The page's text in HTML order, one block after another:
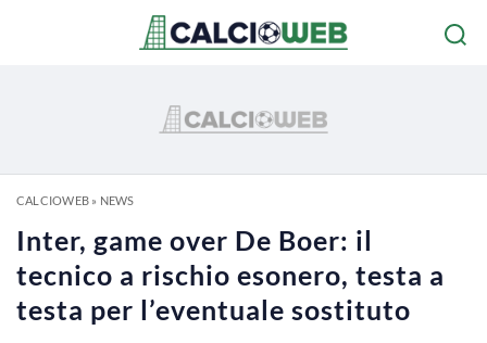
CALCIOWEB» NEWS
Inter, game over De Boer: il
tecnico a rischio esonero, testa a
testa per l’eventuale sostituto